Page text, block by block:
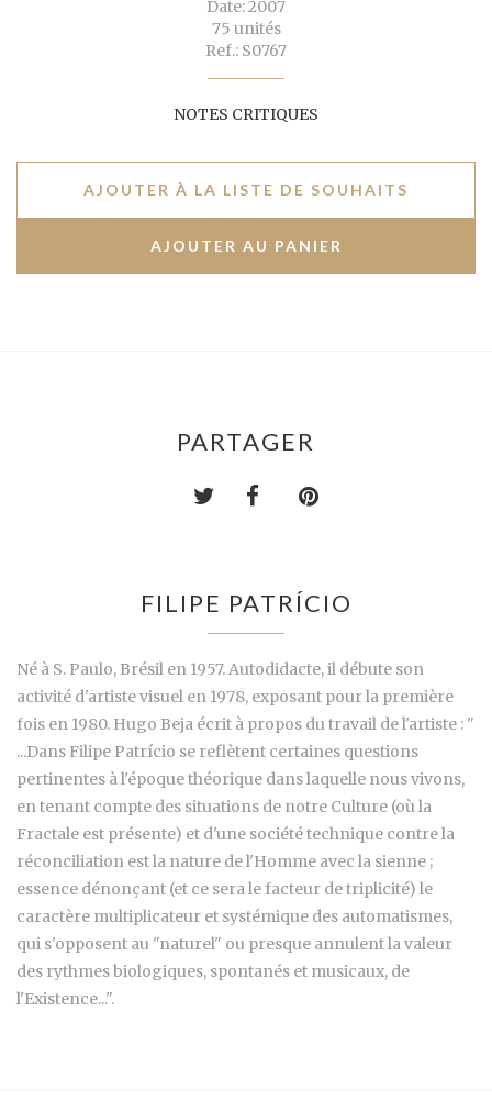
Date: 2007
75 unités
Ref.: S0767
NOTES CRITIQUES
AJOUTER À LA LISTE DE SOUHAITS
PARTAGER
FILIPE PATRÍCIO
Né à S. Paulo, Brésil en 1957. Autodidacte, il débute son
activité d'artiste visuel en 1978, exposant pour la première
fois en 1980. Hugo Beja écrit à propos du travail de l'artiste : "
...Dans Filipe Patrício se reflètent certaines questions
pertinentes à l'époque théorique dans laquelle nous vivons,
en tenant compte des situations de notre Culture (où la
Fractale est présente) et d'une société technique contre la
réconciliation est la nature de l'Homme avec la sienne ;
essence dénonçant (et ce sera le facteur de triplicité) le
caractère multiplicateur et systémique des automatismes,
qui s'opposent au "naturel" ou presque annulent la valeur
des rythmes biologiques, spontanés et musicaux, de
l'Existence...".